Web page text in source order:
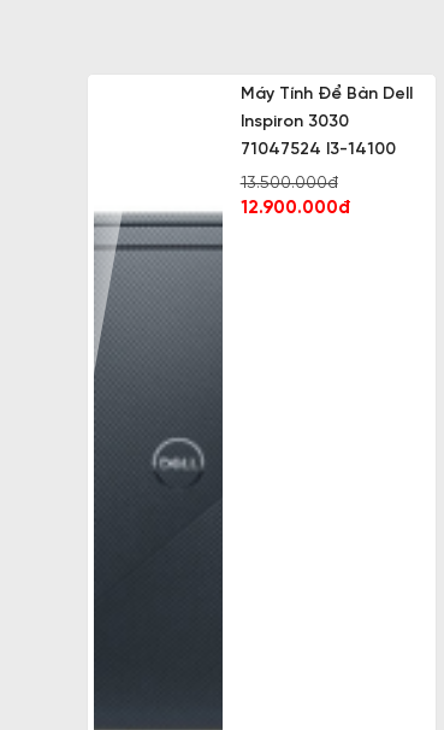
Máy Tính Để Bàn Dell
Inspiron 3030
71047524 I3-14100
13.500.000đ
12.900.000đ